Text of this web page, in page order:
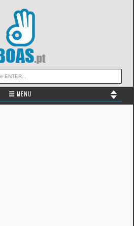
☰ MENU